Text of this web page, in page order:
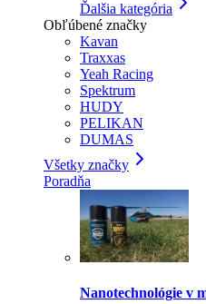
Ďalšia kategória
Obľúbené značky
Kavan
Traxxas
Yeah Racing
Spektrum
HUDY
PELIKAN
DUMAS
Všetky značky
Poradňa
Nanotechnológie v